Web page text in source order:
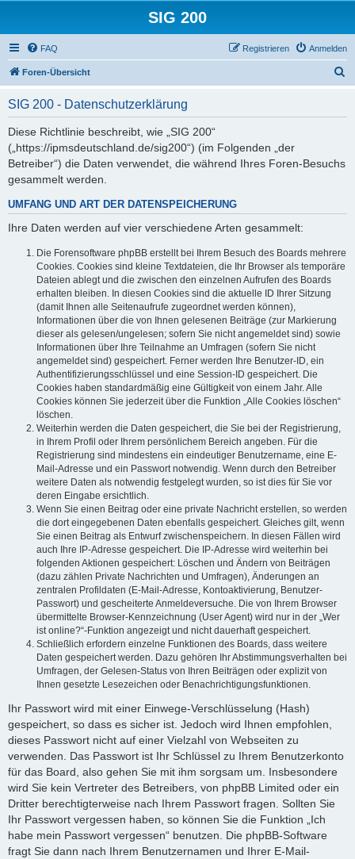
SIG 200
FAQ Anmelden
Registrieren
Foren-Übersicht
SIG 200 - Datenschutzerklärung
Diese Richtlinie beschreibt, wie „SIG 200“
(„https://ipmsdeutschland.de/sig200“) (im Folgenden „der
Betreiber“) die Daten verwendet, die während Ihres Foren-Besuchs
gesammelt werden.
UMFANG UND ART DER DATENSPEICHERUNG
Ihre Daten werden auf vier verschiedene Arten gesammelt:
Die Forensoftware phpBB erstellt bei Ihrem Besuch des Boards mehrere
Cookies. Cookies sind kleine Textdateien, die Ihr Browser als temporäre
Dateien ablegt und die zwischen den einzelnen Aufrufen des Boards
erhalten bleiben. In diesen Cookies sind die aktuelle ID Ihrer Sitzung
(damit Ihnen alle Seitenaufrufe zugeordnet werden können),
Informationen über die von Ihnen gelesenen Beiträge (zur Markierung
dieser als gelesen/ungelesen; sofern Sie nicht angemeldet sind) sowie
Informationen über Ihre Teilnahme an Umfragen (sofern Sie nicht
angemeldet sind) gespeichert. Ferner werden Ihre Benutzer-ID, ein
Authentifizierungsschlüssel und eine Session-ID gespeichert. Die
Cookies haben standardmäßig eine Gültigkeit von einem Jahr. Alle
Cookies können Sie jederzeit über die Funktion „Alle Cookies löschen“
löschen.
Weiterhin werden die Daten gespeichert, die Sie bei der Registrierung,
in Ihrem Profil oder Ihrem persönlichem Bereich angeben. Für die
Registrierung sind mindestens ein eindeutiger Benutzername, eine E-
Mail-Adresse und ein Passwort notwendig. Wenn durch den Betreiber
weitere Daten als notwendig festgelegt wurden, so ist dies für Sie vor
deren Eingabe ersichtlich.
Wenn Sie einen Beitrag oder eine private Nachricht erstellen, so werden
die dort eingegebenen Daten ebenfalls gespeichert. Gleiches gilt, wenn
Sie einen Beitrag als Entwurf zwischenspeichern. In diesen Fällen wird
auch Ihre IP-Adresse gespeichert. Die IP-Adresse wird weiterhin bei
folgenden Aktionen gespeichert: Löschen und Ändern von Beiträgen
(dazu zählen Private Nachrichten und Umfragen), Änderungen an
zentralen Profildaten (E-Mail-Adresse, Kontoaktivierung, Benutzer-
Passwort) und gescheiterte Anmeldeversuche. Die von Ihrem Browser
übermittelte Browser-Kennzeichnung (User Agent) wird nur in der „Wer
ist online?“-Funktion angezeigt und nicht dauerhaft gespeichert.
Schließlich erfordern einzelne Funktionen des Boards, dass weitere
Daten gespeichert werden. Dazu gehören Ihr Abstimmungsverhalten bei
Umfragen, der Gelesen-Status von Ihren Beiträgen oder explizit von
Ihnen gesetzte Lesezeichen oder Benachrichtigungsfunktionen.
Ihr Passwort wird mit einer Einwege-Verschlüsselung (Hash)
gespeichert, so dass es sicher ist. Jedoch wird Ihnen empfohlen,
dieses Passwort nicht auf einer Vielzahl von Webseiten zu
verwenden. Das Passwort ist Ihr Schlüssel zu Ihrem Benutzerkonto
für das Board, also gehen Sie mit ihm sorgsam um. Insbesondere
wird Sie kein Vertreter des Betreibers, von phpBB Limited oder ein
Dritter berechtigterweise nach Ihrem Passwort fragen. Sollten Sie
Ihr Passwort vergessen haben, so können Sie die Funktion „Ich
habe mein Passwort vergessen“ benutzen. Die phpBB-Software
fragt Sie dann nach Ihrem Benutzernamen und Ihrer E-Mail-